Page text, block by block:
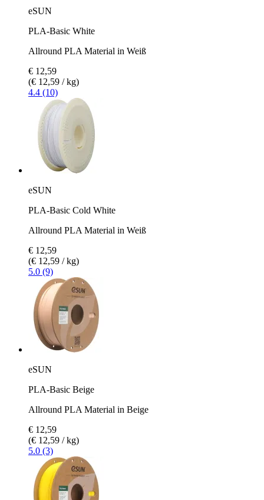
eSUN
PLA-Basic White
Allround PLA Material in Weiß
€ 12,59
(€ 12,59 / kg)
4.4 (10)
eSUN
PLA-Basic Cold White
Allround PLA Material in Weiß
€ 12,59
(€ 12,59 / kg)
5.0 (9)
eSUN
PLA-Basic Beige
Allround PLA Material in Beige
€ 12,59
(€ 12,59 / kg)
5.0 (3)